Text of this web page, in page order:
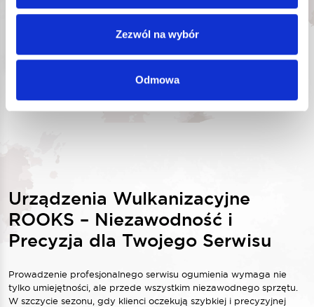
Zezwól na wybór
Odmowa
DODAJ DO KOSZYKA
1z2
Urządzenia Wulkanizacyjne
ROOKS – Niezawodność i
Precyzja dla Twojego Serwisu
Prowadzenie profesjonalnego serwisu ogumienia wymaga nie
tylko umiejętności, ale przede wszystkim niezawodnego sprzętu.
W szczycie sezonu, gdy klienci oczekują szybkiej i precyzyjnej